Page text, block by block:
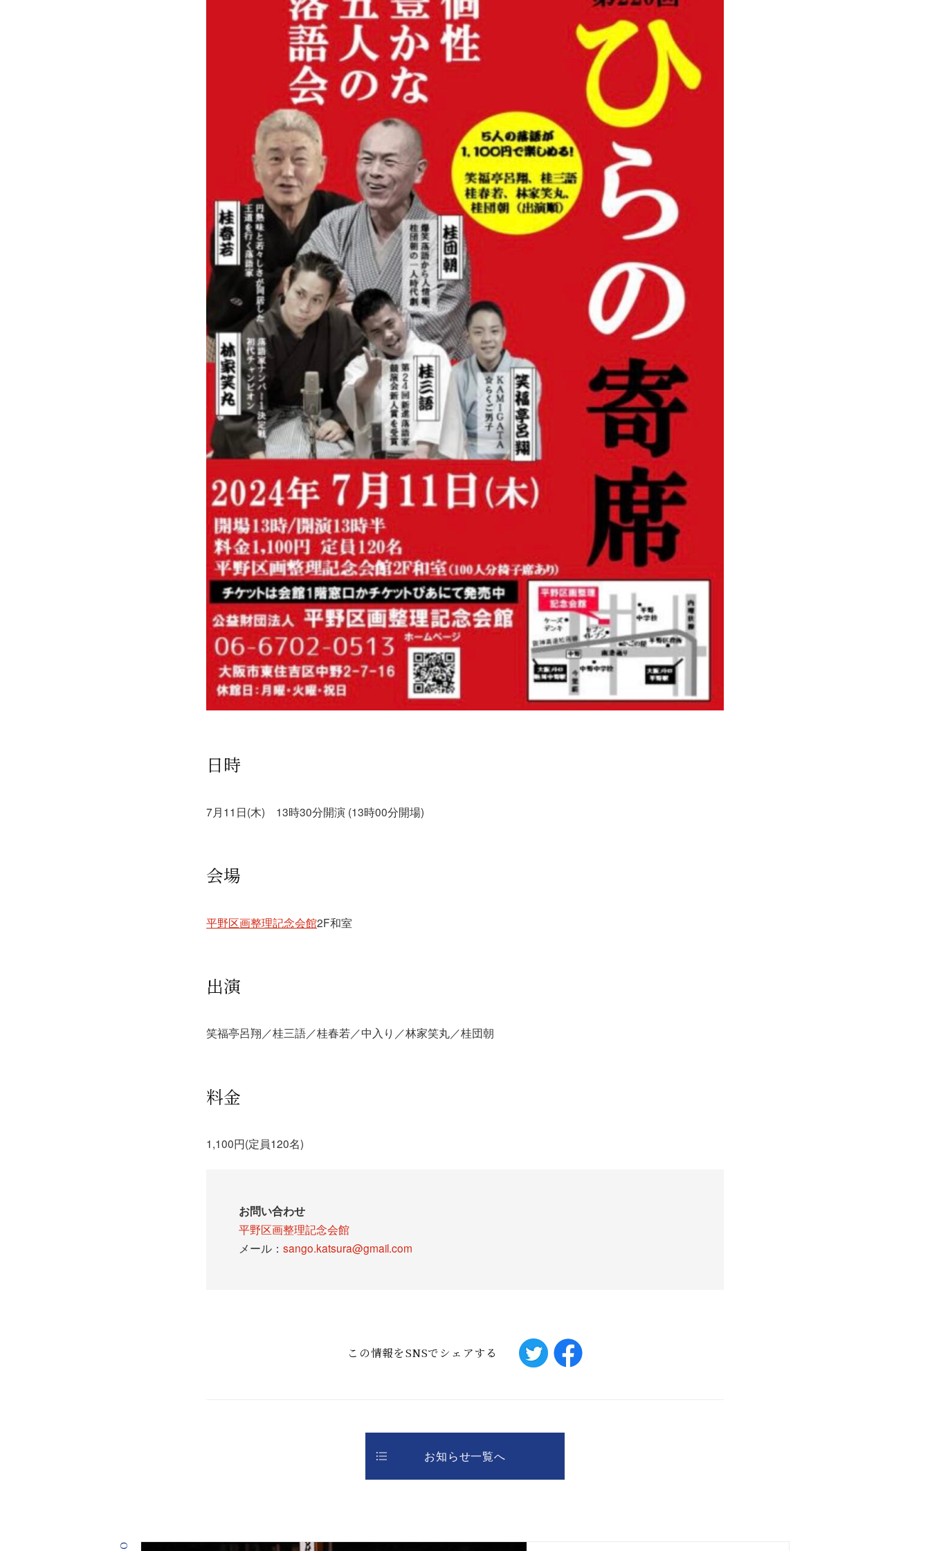
日時
7月11日(木) 13時30分開演 (13時00分開場)
会場
平野区画整理記念会館2F和室
出演
笑福亭呂翔／桂三語／桂春若／中入り／林家笑丸／桂団朝
料金
1,100円(定員120名)
お問い合わせ
平野区画整理記念会館
メール： sango.katsura@gmail.com
この情報をSNSでシェアする
お知らせ一覧へ